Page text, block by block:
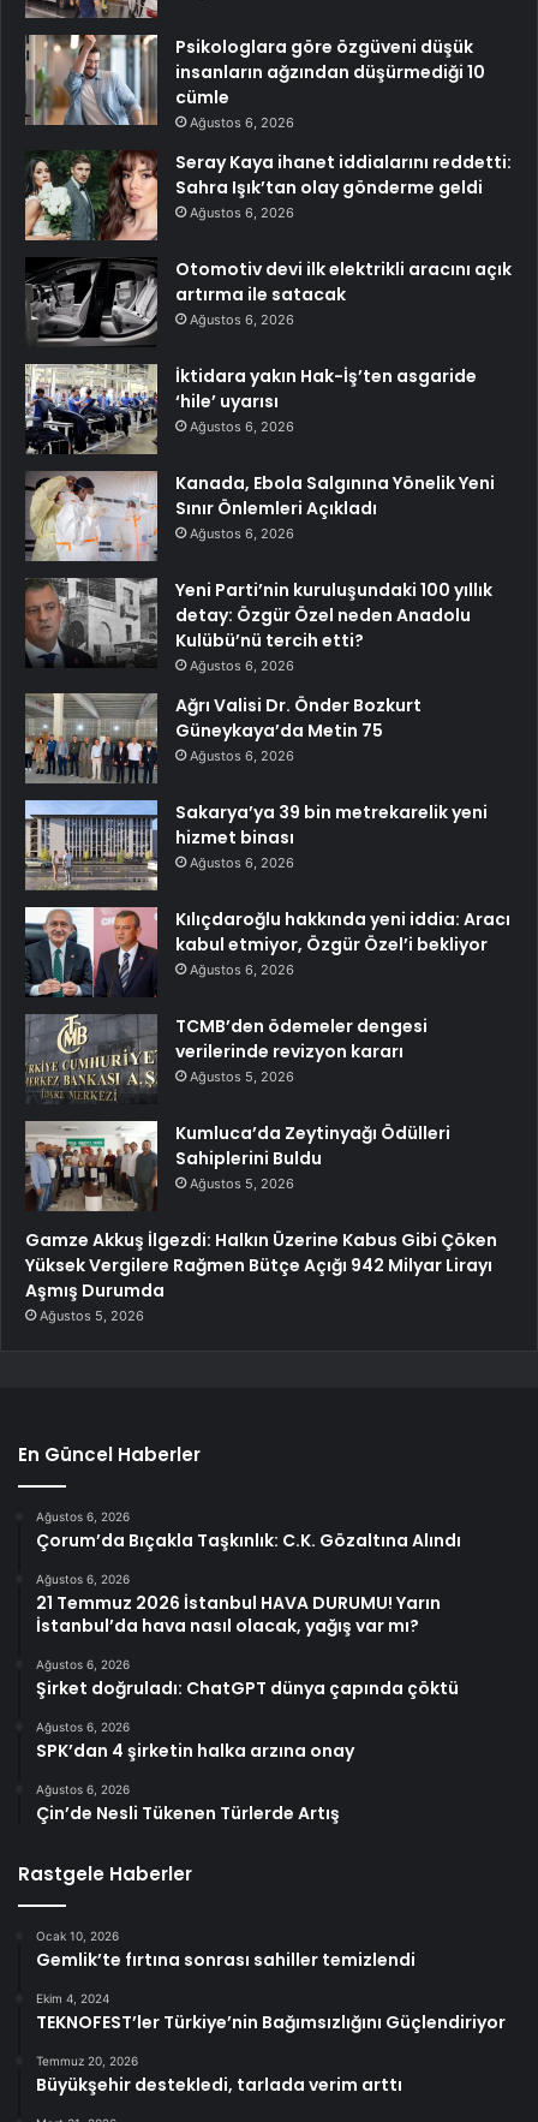
Psikologlara göre özgüveni düşük
insanların ağzından düşürmediği 10
cümle
Ağustos 6, 2026
Seray Kaya ihanet iddialarını reddetti:
Sahra Işık’tan olay gönderme geldi
Ağustos 6, 2026
Otomotiv devi ilk elektrikli aracını açık
artırma ile satacak
Ağustos 6, 2026
İktidara yakın Hak-İş’ten asgaride
‘hile’ uyarısı
Ağustos 6, 2026
Kanada, Ebola Salgınına Yönelik Yeni
Sınır Önlemleri Açıkladı
Ağustos 6, 2026
Yeni Parti’nin kuruluşundaki 100 yıllık
detay: Özgür Özel neden Anadolu
Kulübü’nü tercih etti?
Ağustos 6, 2026
Ağrı Valisi Dr. Önder Bozkurt
Güneykaya’da Metin 75
Ağustos 6, 2026
Sakarya’ya 39 bin metrekarelik yeni
hizmet binası
Ağustos 6, 2026
Kılıçdaroğlu hakkında yeni iddia: Aracı
kabul etmiyor, Özgür Özel’i bekliyor
Ağustos 6, 2026
TCMB’den ödemeler dengesi
verilerinde revizyon kararı
Ağustos 5, 2026
Kumluca’da Zeytinyağı Ödülleri
Sahiplerini Buldu
Ağustos 5, 2026
Gamze Akkuş İlgezdi: Halkın Üzerine Kabus Gibi Çöken
Yüksek Vergilere Rağmen Bütçe Açığı 942 Milyar Lirayı
Aşmış Durumda
Ağustos 5, 2026
En Güncel Haberler
Ağustos 6, 2026
Çorum’da Bıçakla Taşkınlık: C.K. Gözaltına Alındı
Ağustos 6, 2026
21 Temmuz 2026 İstanbul HAVA DURUMU! Yarın
İstanbul’da hava nasıl olacak, yağış var mı?
Ağustos 6, 2026
Şirket doğruladı: ChatGPT dünya çapında çöktü
Ağustos 6, 2026
SPK’dan 4 şirketin halka arzına onay
Ağustos 6, 2026
Çin’de Nesli Tükenen Türlerde Artış
Rastgele Haberler
Ocak 10, 2026
Gemlik’te fırtına sonrası sahiller temizlendi
Ekim 4, 2024
TEKNOFEST’ler Türkiye’nin Bağımsızlığını Güçlendiriyor
Temmuz 20, 2026
Büyükşehir destekledi, tarlada verim arttı